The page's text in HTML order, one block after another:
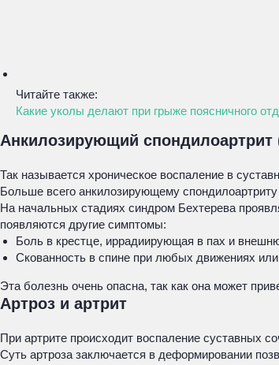
Читайте также:
Какие уколы делают при грыже поясничного
Анкилозирующий спондилоартрит
Так называется хроническое воспаление в
Больше всего анкилозирующему
На начальных стадиях синдром Бехтерева
появляются другие симптомы:
Боль в крестце, иррадиирующая в пах и
Скованность в спине при любых движениях
Эта болезнь очень опасна, так как она может
Артроз и артрит
При артрите происходит воспаление суставных
Суть артроза заключается в деформировании